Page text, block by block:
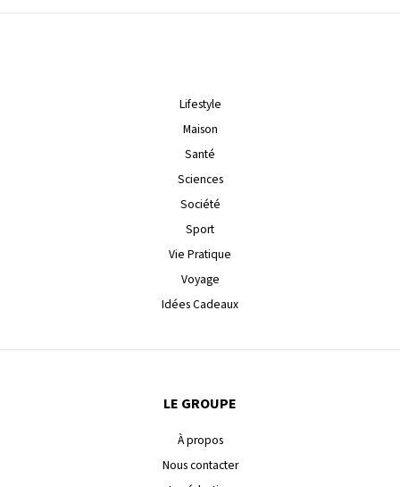
Lifestyle
Maison
Santé
Sciences
Société
Sport
Vie Pratique
Voyage
Idées Cadeaux
LE GROUPE
À propos
Nous contacter